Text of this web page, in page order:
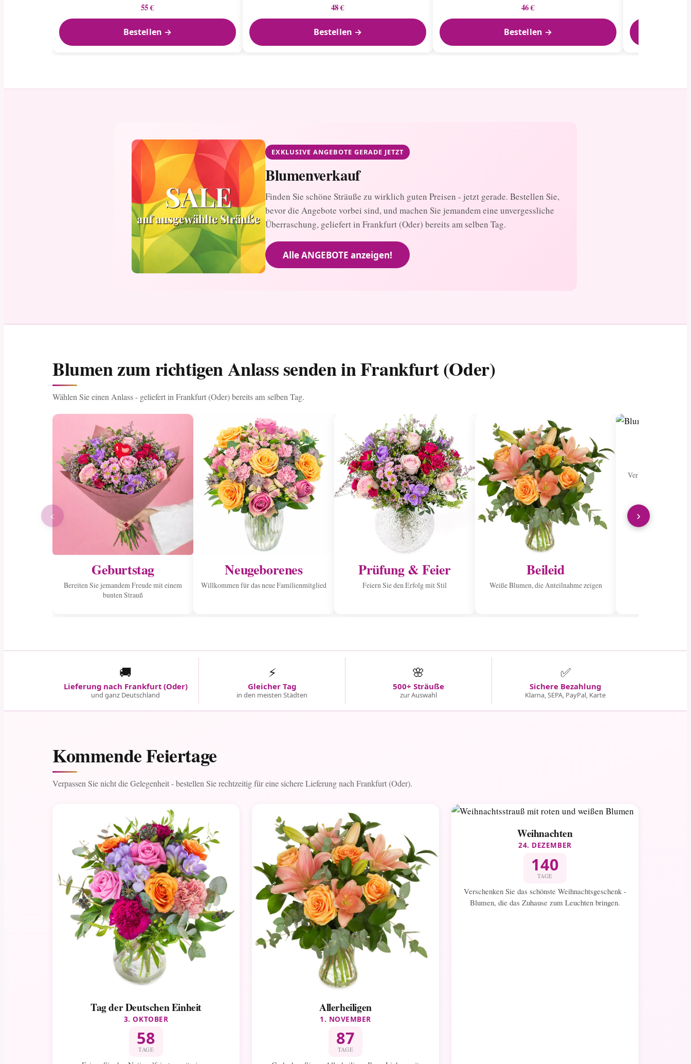
55 €
Bestellen →
48 €
Bestellen →
46 €
Bestellen →
EXKLUSIVE ANGEBOTE GERADE JETZT
Blumenverkauf
Finden Sie schöne Sträuße zu wirklich guten Preisen - jetzt gerade. Bestellen Sie,
bevor die Angebote vorbei sind, und machen Sie jemandem eine unvergessliche
Überraschung, geliefert in Frankfurt (Oder) bereits am selben Tag.
Alle ANGEBOTE anzeigen!
Blumen zum richtigen Anlass senden in Frankfurt (Oder)
Wählen Sie einen Anlass - geliefert in Frankfurt (Oder) bereits am selben Tag.
Geburtstag
Bereiten Sie jemandem Freude mit einem
bunten Strauß
Neugeborenes
Willkommen für das neue Familienmitglied
Prüfung & Feier
Feiern Sie den Erfolg mit Stil
Beileid
Weiße Blumen, die Anteilnahme zeigen
Verbreiten Sie
‹ ›
🚚
Lieferung nach Frankfurt (Oder)
und ganz Deutschland
⚡
Gleicher Tag
in den meisten Städten
🌸
500+ Sträuße
zur Auswahl
✅
Sichere Bezahlung
Klarna, SEPA, PayPal, Karte
Kommende Feiertage
Verpassen Sie nicht die Gelegenheit - bestellen Sie rechtzeitig für eine sichere Lieferung nach Frankfurt (Oder).
Tag der Deutschen Einheit
3. OKTOBER
58
TAGE
Allerheiligen
1. NOVEMBER
87
TAGE
Weihnachten
24. DEZEMBER
140
TAGE
Verschenken Sie das schönste Weihnachtsgeschenk -
Blumen, die das Zuhause zum Leuchten bringen.